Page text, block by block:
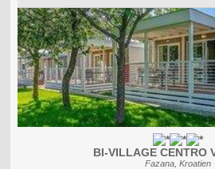
BI-VILLAGE CENTRO
Fazana, Kroatien